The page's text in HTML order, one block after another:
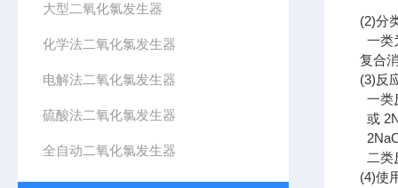
大型二氧化氯发生器
化学法二氧化氯发生器
电解法二氧化氯发生器
硫酸法二氧化氯发生器
全自动二氧化氯发生器
(2)分
一类
复合
(3)反
一类
或
二类
(4)使